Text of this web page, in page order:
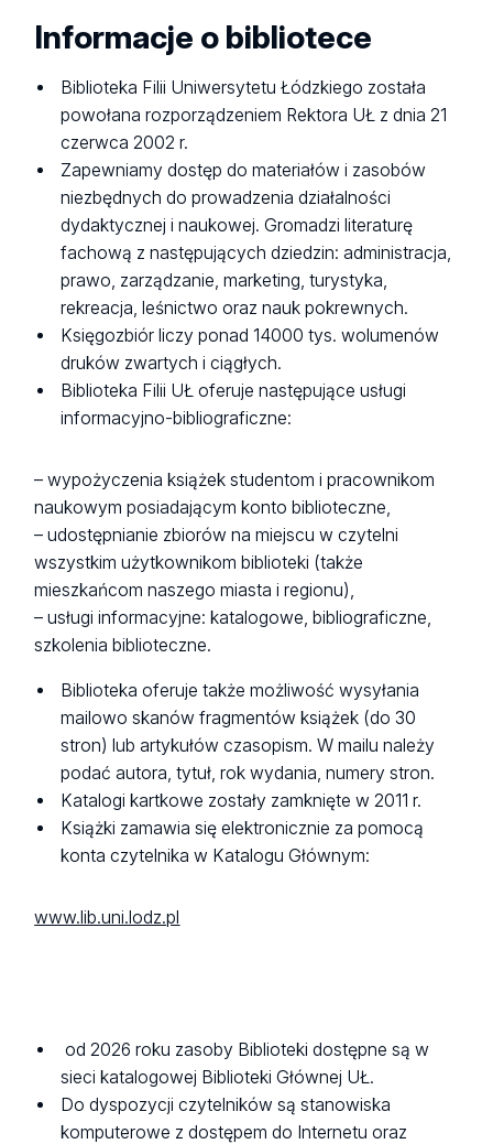
Informacje o bibliotece
Biblioteka Filii Uniwersytetu Łódzkiego została
powołana rozporządzeniem Rektora UŁ z dnia 21
czerwca 2002 r.
Zapewniamy dostęp do materiałów i zasobów
niezbędnych do prowadzenia działalności
dydaktycznej i naukowej. Gromadzi literaturę
fachową z następujących dziedzin: administracja,
prawo, zarządzanie, marketing, turystyka,
rekreacja, leśnictwo oraz nauk pokrewnych.
Księgozbiór liczy ponad 14000 tys. wolumenów
druków zwartych i ciągłych.
Biblioteka Filii UŁ oferuje następujące usługi
informacyjno-bibliograficzne:
– wypożyczenia książek studentom i pracownikom
naukowym posiadającym konto biblioteczne,
– udostępnianie zbiorów na miejscu w czytelni
wszystkim użytkownikom biblioteki (także
mieszkańcom naszego miasta i regionu),
– usługi informacyjne: katalogowe, bibliograficzne,
szkolenia biblioteczne.
Biblioteka oferuje także możliwość wysyłania
mailowo skanów fragmentów książek (do 30
stron) lub artykułów czasopism. W mailu należy
podać autora, tytuł, rok wydania, numery stron.
Katalogi kartkowe zostały zamknięte w 2011 r.
Książki zamawia się elektronicznie za pomocą
konta czytelnika w Katalogu Głównym:
www.lib.uni.lodz.pl
od 2026 roku zasoby Biblioteki dostępne są w
sieci katalogowej Biblioteki Głównej UŁ.
Do dyspozycji czytelników są stanowiska
komputerowe z dostępem do Internetu oraz